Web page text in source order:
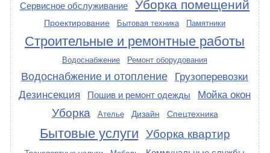
Сервисное обслуживание Уборка помещений
Проектирование Бытовая техника Памятники
Строительные и ремонтные работы
Водоснабжение Ремонт оборудования
Водоснабжение и отопление
Грузоперевозки
Дезинсекция
Пошив и ремонт одежды Мойка окон
Уборка Ателье Дизайн Спецтехника
Бытовые услуги Уборка квартир